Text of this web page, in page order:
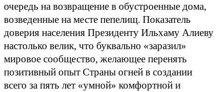
очередь на возвращение в обустроенные дома,
возведенные на месте пепелищ. Показатель
доверия населения Президенту Ильхаму Алиеву
настолько велик, что буквально «заразил»
мировое сообщество, желающее перенять
позитивный опыт Страны огней в создании
всего за пять лет «умной» комфортной и